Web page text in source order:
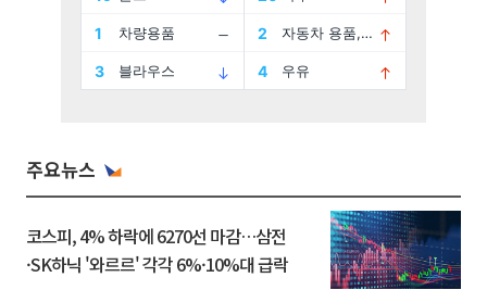
주요뉴스
코스피, 4% 하락에 6270선 마감…삼전
·SK하닉 '와르르' 각각 6%·10%대 급락